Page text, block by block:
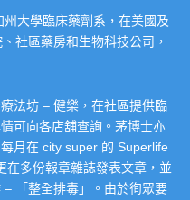
大學臨床藥劑系，在美國及
社區藥房和生物科技公司，
法坊 – 健樂，在社區提供臨
可向各店舖查詢。茅博士亦
月在 city super 的 Superlife
在多份報章雜誌發表文章，並
「整全排毒」。由於徇眾要